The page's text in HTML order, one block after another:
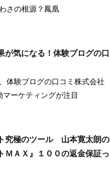
さの根源？鳳凰
が気になる！体験ブログの口
体験ブログの口コミ株式会社
ーケティングが注目
究極のツール 山本寛太朗の
ＭＡＸ』１００の返金保証っ